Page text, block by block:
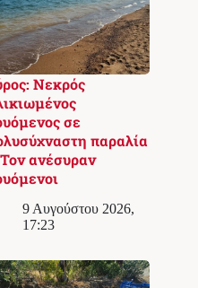
Νεκρός
σε
παραλία
ανέσυραν
9 Αυγούστου 2026,
17:23